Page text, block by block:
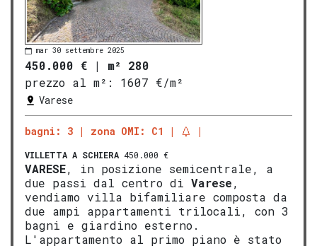
mar 30 settembre 2025
450.000 € | m² 280
prezzo al m²:
1607 €/m²
Varese
bagni: 3 zona OMI: C1
VILLETTA A SCHIERA 450.000 €
VARESE, in posizione semicentrale, a
due passi dal centro di Varese,
vendiamo villa bifamiliare composta da
due ampi appartamenti trilocali, con 3
bagni e giardino esterno.
L'appartamento al primo piano è stato